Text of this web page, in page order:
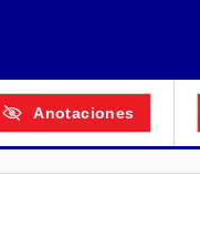
Anotaciones